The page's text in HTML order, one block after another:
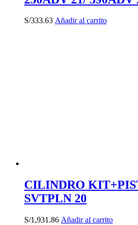
S/333.63 Añadir al carrito
CILINDRO
SVTPLN 20
S/1,931.86 Añadir al carrito